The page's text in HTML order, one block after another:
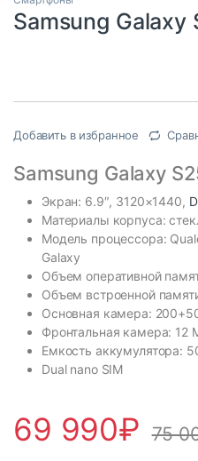
Samsung Galaxy
Добавить в избранное
Samsung Galaxy
Экран: 6.9″, 3120×1440,
Материалы корпуса:
Модель процессора:
Galaxy
Объем оперативной
Объем встроенной
Основная камера:
Фронтальная камера: 12
Емкость аккумулятора:
Dual nano SIM
69 990₽ 75